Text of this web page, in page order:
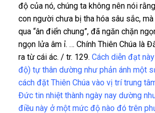
độ của nó, chúng ta không nên nói
con người chưa bị tha hóa sâu sắc, mà
qua “ân điển chung”, đã ngăn chặn
ngọn lửa âm ỉ. … Chính Thiên Chúa là
ra từ cái ác. / tr. 129. Cách diễn đạt
độ) tự thân dường như phản ánh một
cách đặt Thiên Chúa vào vị trí trung
Đức tin nhiệt thành ngày nay dường
điều này ở một mức độ nào đó trên